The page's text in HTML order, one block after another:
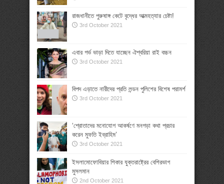
রাজধানীতে পুরুষাঙ্গ কেটে বৃদ্ধের আত্মহত্যার চেষ্টা!
3rd October 2021
এবার গর্ভ ভাড়া দিতে যাচ্ছেন ঐশ্বরিয়া রাই বচ্চন
3rd October 2021
বিপদ এড়াতে নারীদের প্রতি লন্ডন পুলিশের বিশেষ পরামর্শ
3rd October 2021
‘শ্রোতাদের মনোযোগ আকর্ষণে মনগড়া কথা প্রচার
করেন মুফতি ইব্রাহিম’
3rd October 2021
ইসলামোফোবিয়ার শিকার যুক্তরাষ্ট্রের বেশিরভাগ
মুসলমান
2nd October 2021